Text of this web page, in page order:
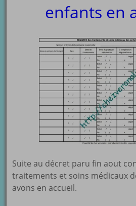
enfants en
Suite au décret paru fin aout
traitements et soins médicaux
avons en accueil.